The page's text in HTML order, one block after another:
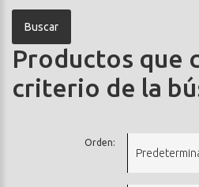
Productos que
criterio de la
Orden: